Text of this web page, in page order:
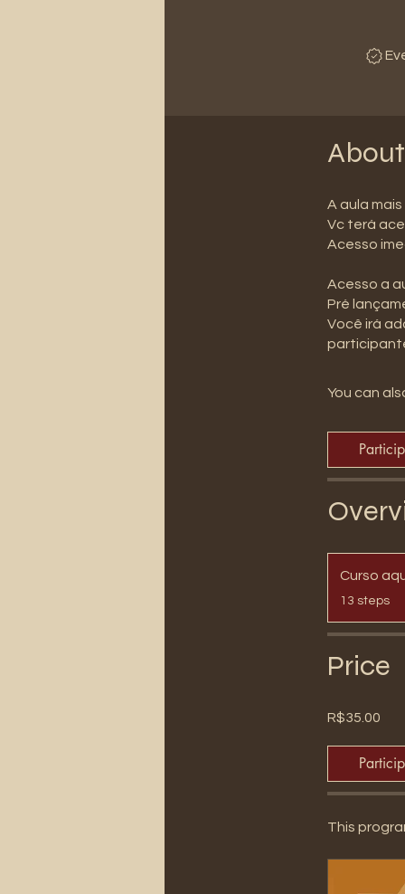
About
A aula
Vc terá
Acesso
Acesso a
Pré
Você irá
You can
Curso
.13 steps
Price
R$35.00
This